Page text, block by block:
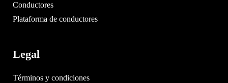
Conductores
Plataforma de conductores
Legal
Términos y condiciones